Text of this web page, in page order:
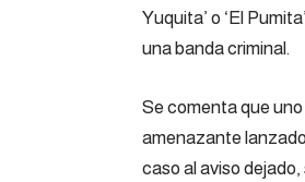
Yuquita’ o ‘El
una banda criminal.
Se comenta que
amenazante
caso al aviso